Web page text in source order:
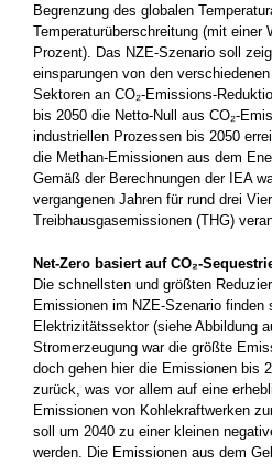
Begrenzung des globalen
Temperaturüberschreitung (mit einer
Prozent). Das NZE-Szenario soll
einsparungen von den
Sektoren an CO₂-Emissions-
bis 2050 die Netto-Null aus CO₂-
industriellen Prozessen bis 2050
die Methan-Emissionen aus dem
Gemäß der Berechnungen der IEA
vergangenen Jahren für rund drei
Treibhausgasemissionen (THG)
Net-Zero basiert auf CO₂-
Die schnellsten und größten
Emissionen im NZE-Szenario finden
Elektrizitätssektor (siehe Abbildung
Stromerzeugung war die ­größte
doch gehen hier die Emissionen bis
zurück, was vor allem auf eine
Emissionen von Kohlekraftwerken­
soll um 2040 zu einer kleinen­
werden. Die Emissionen aus dem